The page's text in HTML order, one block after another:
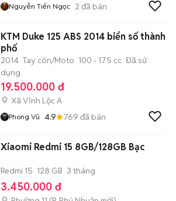
Nguyễn Tiến Ngọc 2 đã bán
KTM Duke 125 ABS 2014 biển số thành
phố
2014 Tay côn/Moto 100 - 175 cc Đã sử
dụng
19.500.000 đ
Xã Vĩnh Lộc A
Phong Vũ 4.9 769 đã bán
Xiaomi Redmi 15 8GB/128GB Bạc
Redmi 15 128 GB 3 tháng
3.450.000 đ